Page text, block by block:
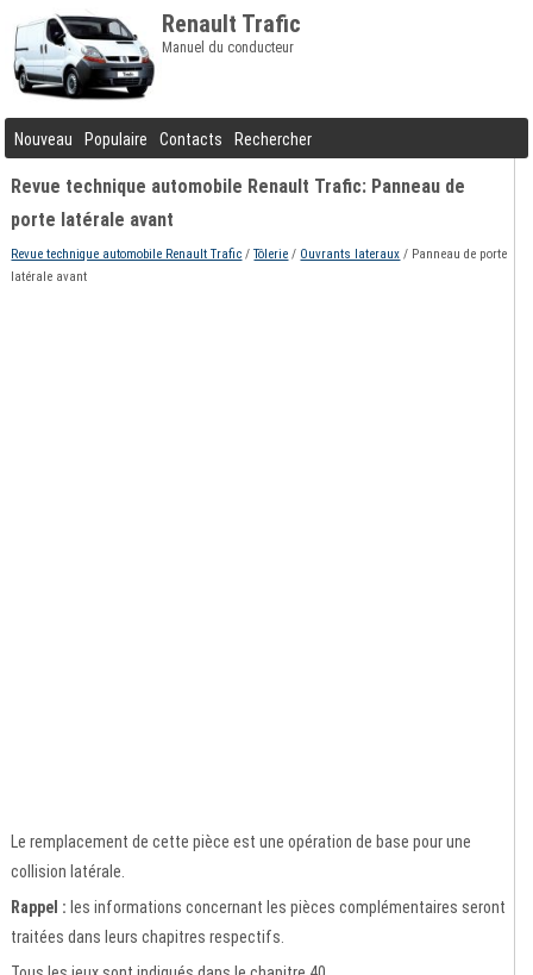
Renault Trafic
Manuel du conducteur
Nouveau Populaire Contacts Rechercher
Revue technique automobile Renault Trafic: Panneau de
porte latérale avant
Revue technique automobile Renault Trafic /Tôlerie / Ouvrants lateraux / Panneau de porte
latérale avant
Le remplacement de cette pièce est une opération de base pour une
collision latérale.
Rappel : les informations concernant les pièces complémentaires seront
traitées dans leurs chapitres respectifs.